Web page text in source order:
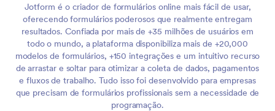
Jotform é o criador de formulários online mais fácil de usar,
oferecendo formulários poderosos que realmente entregam
resultados. Confiada por mais de +35 milhões de usuários em
todo o mundo, a plataforma disponibiliza mais de +20,000
modelos de formulários, +150 integrações e um intuitivo recurso
de arrastar e soltar para otimizar a coleta de dados, pagamentos
e fluxos de trabalho. Tudo isso foi desenvolvido para empresas
que precisam de formulários profissionais sem a necessidade de
programação.